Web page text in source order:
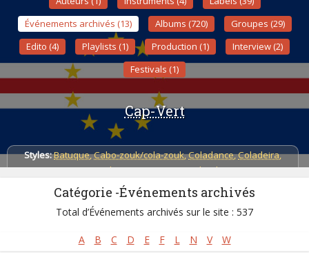
Événements archivés (13)
Albums (720)
Groupes (29)
Edito (4)
Playlists (1) Production (1)
Interview (2)
Festivals (1)
Cap-Vert
Styles:Batuque,Cabo-zouk/cola-zouk,Coladance,Coladeira,
Funacola,Funana,Morna,Tabanka
Catégorie -Événements archivés
Total d’Événements archivés sur le site : 537
A B C D E F L N V W